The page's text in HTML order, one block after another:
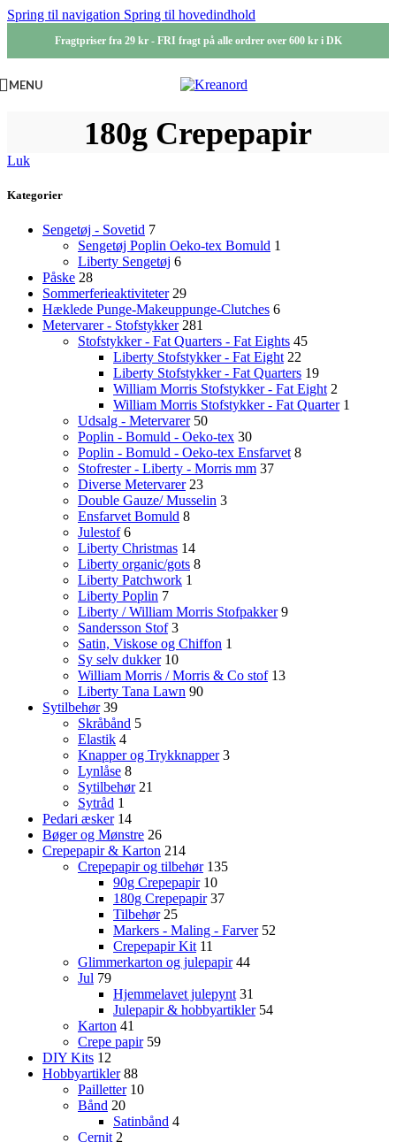
Spring til navigation Spring til hovedindhold
Fragtpriser fra 29 kr - FRI fragt på alle ordrer over 600 kr i DK
MENU
180g Crepepapir
Luk
Kategorier
Sengetøj - Sovetid 7
Sengetøj Poplin Oeko-tex Bomuld 1
Liberty Sengetøj 6
Påske 28
Sommerferieaktiviteter 29
Hæklede Punge-Makeuppunge-Clutches 6
Metervarer - Stofstykker 281
Stofstykker - Fat Quarters - Fat Eights 45
Liberty Stofstykker - Fat Eight 22
Liberty Stofstykker - Fat Quarters 19
William Morris Stofstykker - Fat Eight 2
William Morris Stofstykker - Fat Quarter 1
Udsalg - Metervarer 50
Poplin - Bomuld - Oeko-tex 30
Poplin - Bomuld - Oeko-tex Ensfarvet 8
Stofrester - Liberty - Morris mm 37
Diverse Metervarer 23
Double Gauze/ Musselin 3
Ensfarvet Bomuld 8
Julestof 6
Liberty Christmas 14
Liberty organic/gots 8
Liberty Patchwork 1
Liberty Poplin 7
Liberty / William Morris Stofpakker 9
Sandersson Stof 3
Satin, Viskose og Chiffon 1
Sy selv dukker 10
William Morris / Morris & Co stof 13
Liberty Tana Lawn 90
Sytilbehør 39
Skråbånd 5
Elastik 4
Knapper og Trykknapper 3
Lynlåse 8
Sytilbehør 21
Sytråd 1
Pedari æsker 14
Bøger og Mønstre 26
Crepepapir & Karton 214
Crepepapir og tilbehør 135
90g Crepepapir 10
180g Crepepapir 37
Tilbehør 25
Markers - Maling - Farver 52
Crepepapir Kit 11
Glimmerkarton og julepapir 44
Jul 79
Hjemmelavet julepynt 31
Julepapir & hobbyartikler 54
Karton 41
Crepe papir 59
DIY Kits 12
Hobbyartikler 88
Pailletter 10
Bånd 20
Satinbånd 4
Cernit 2